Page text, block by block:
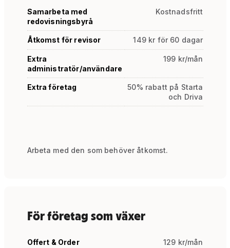
Samarbeta med
redovisningsbyrå
Kostnadsfritt
Åtkomst för revisor 149 kr för 60 dagar
Extra
administratör/användare
199 kr/mån
Extra företag
50% rabatt på Starta
och Driva
Arbeta med den som behöver åtkomst.
För företag som växer
Offert & Order 129 kr/mån